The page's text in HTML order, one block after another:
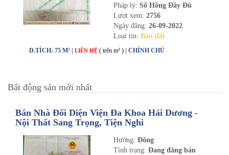
Pháp lý: Sổ Hồng Đầy Đủ
Lượt xem: 2756
Ngày đăng: 26-09-2022
Loại tin: Bán đất
D.TÍCH: 75 M² | LIÊN HỆ ( trên m² ) | CHÍNH CHỦ
Bất động sản mới nhất
Bán Nhà Đối Diện Viện Đa Khoa Hải Dương -
Nội Thất Sang Trọng, Tiện Nghi
Hướng: Đông
Tình trạng: Đang đăng bán